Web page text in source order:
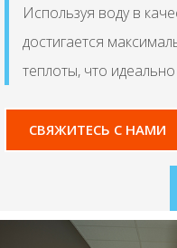
Используя воду в
достигается
теплоты, что
СВЯЖИТЕСЬ С НАМИ